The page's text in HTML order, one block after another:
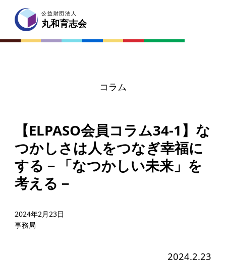
公益財団法人
丸和育志会
丸和育志会とは
理事長あいさつ
丸和育志会の目指す未来
学生のみなさんへ
起業家のみなさんへ
公益財団法人
丸和育志会
コラム
【ELPASO会員コラム34-1】な
つかしさは人をつなぎ幸福に
する－「なつかしい未来」を
考える－
2024年2月23日
事務局
2024.2.23